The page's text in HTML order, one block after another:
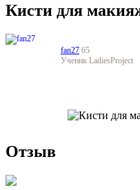
Кисти для
fan27 65
Ученик LadiesProject
Отзыв